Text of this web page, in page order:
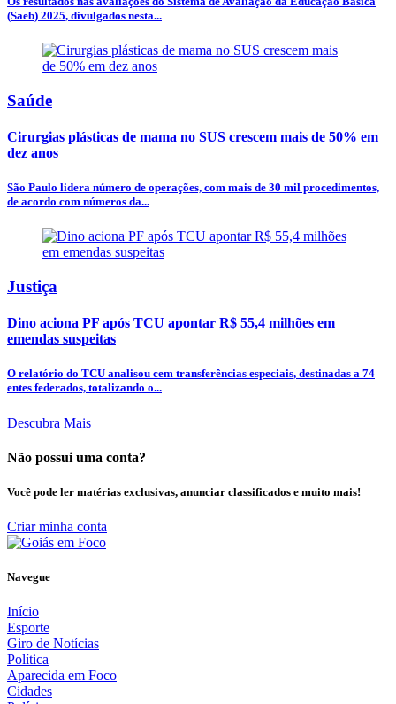
(Saeb) 2025, divulgados nesta...
Saúde
Cirurgias plásticas de mama no SUS crescem mais de 50% em
dez anos
São Paulo lidera número de operações, com mais de 30 mil procedimentos,
de acordo com números da...
Justiça
Dino aciona PF após TCU apontar R$ 55,4 milhões em
emendas suspeitas
O relatório do TCU analisou cem transferências especiais, destinadas a 74
entes federados, totalizando o...
Descubra Mais
Não possui uma conta?
Você pode ler matérias exclusivas, anunciar classificados e muito mais!
Criar minha conta
Navegue
Início
Esporte
Giro de Notícias
Política
Aparecida em Foco
Cidades